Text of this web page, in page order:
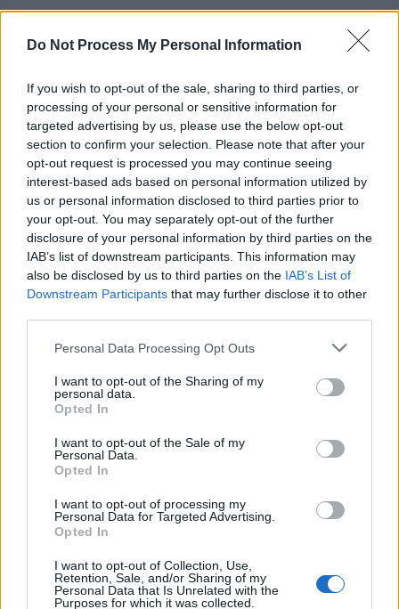
Do Not Process My Personal Information
If you wish to opt-out of the sale, sharing to third parties, or
processing of your personal or sensitive information for
targeted advertising by us, please use the below opt-out
section to confirm your selection. Please note that after your
opt-out request is processed you may continue seeing
interest-based ads based on personal information utilized by
us or personal information disclosed to third parties prior to
your opt-out. You may separately opt-out of the further
disclosure of your personal information by third parties on the
IAB’s list of downstream participants. This information may
also be disclosed by us to third parties on the IAB’s List of
Downstream Participants that may further disclose it to other
Personal Data Processing Opt Outs
I want to opt-out of the Sharing of my
personal data.
Opted In
I want to opt-out of the Sale of my
Personal Data.
Opted In
I want to opt-out of processing my
Personal Data for Targeted Advertising.
Opted In
I want to opt-out of Collection, Use,
Retention, Sale, and/or Sharing of my
Personal Data that Is Unrelated with the
Purposes for which it was collected.
Real Madrid nu e o echipă, e o legendă! Nici
nu trebuie să se mai prezinte la stadion, te bate
*Cele 8 grupe la Campionatul Mondial de
fotbal, Qatar 2022. Derby Germania – Spania
încă din start
Conference League tragere la sorți
Articolul precedent
Călăii sunt de vină, nu
Articolul următor
VIDEO. Propaganda lui Putin
avantajul de a le muri copiii în
războiul din Ucraina: își pot
cumpăra o Lada nouă!